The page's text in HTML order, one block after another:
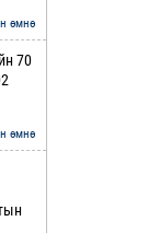
өмнө
70
өмнө